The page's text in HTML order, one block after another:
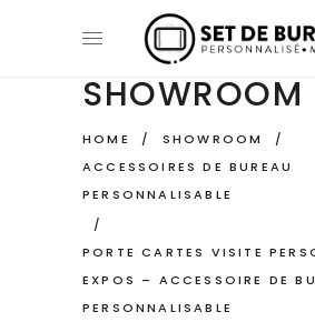
SHOWROOM
HOME / SHOWROOM
/
ACCESSOIRES DE BUREAU
PERSONNALISABLE
/
PORTE CARTES VISITE
EXPOS – ACCESSOIRE DE
PERSONNALISABLE